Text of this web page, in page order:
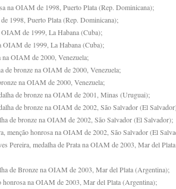
na OIAM de 1998, Puerto Plata (Rep. Dominicana);
1998, Puerto Plata (Rep. Dominicana);
OIAM de 1999, La Habana (Cuba);
OIAM de 1999, La Habana (Cuba);
na OIAM de 2000, Venezuela;
de bronze na OIAM de 2000, Venezuela;
na OIAM de 2000, Venezuela;
de bronze na OIAM de 2001, Minas (Uruguai);
de bronze na OIAM de 2002, São Salvador (El
de bronze na OIAM de 2002, São Salvador (El Salvador);
menção honrosa na OIAM de 2002, São Salvador (El
Pereira, medalha de Prata na OIAM de 2003, Mar del Plata
de Bronze na OIAM de 2003, Mar del Plata (Argentina);
honrosa na OIAM de 2003, Mar del Plata (Argentina);